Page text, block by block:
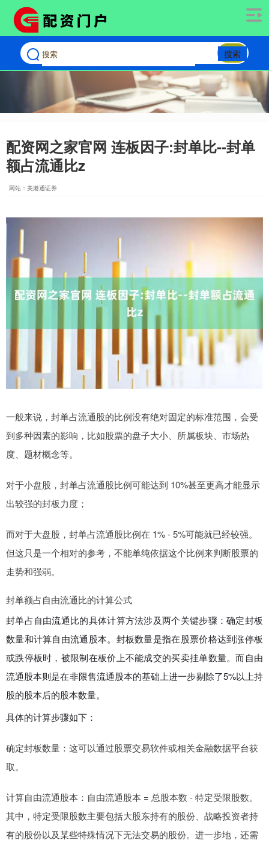
搜索
配资网之家官网 连板因子:封单比--封单
额占流通比z
网站：美港通证券
一般来说，封单占流通股的比例没有绝对固定的标准范围，会受
到多种因素的影响，比如股票的盘子大小、所属板块、市场热
度、题材概念等。
对于小盘股，封单占流通股比例可能达到 10%甚至更高才能显示
出较强的封板力度；
而对于大盘股，封单占流通股比例在 1% - 5%可能就已经较强。
但这只是一个相对的参考，不能单纯依据这个比例来判断股票的
走势和强弱。
封单额占自由流通比的计算公式
封单占自由流通比的具体计算方法涉及两个关键步骤：确定封板
数量和计算自由流通股本。封板数量是指在股票价格达到涨停板
或跌停板时，被限制在板价上不能成交的买卖挂单数量。而自由
流通股本则是在非限售流通股本的基础上进一步剔除了5%以上持
股的股本后的股本数量。
具体的计算步骤如下：
确定封板数量：这可以通过股票交易软件或相关金融数据平台获
取。
计算自由流通股本：自由流通股本 = 总股本数 - 特定受限股数。
其中，特定受限股数主要包括大股东持有的股份、战略投资者持
有的股份以及某些特殊情况下无法交易的股份。进一步地，还需